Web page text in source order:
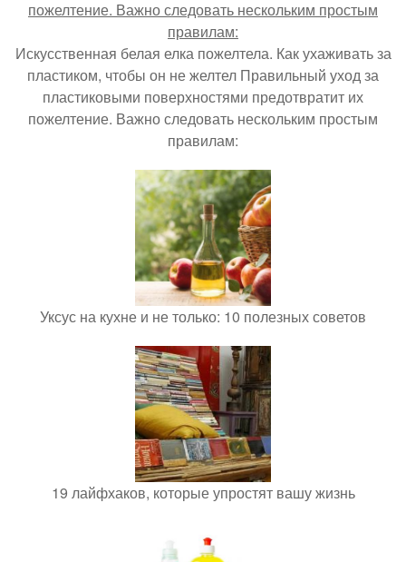
Искусственная белая елка пожелтела. Как ухаживать за
пластиком, чтобы он не желтел Правильный уход за
пластиковыми поверхностями предотвратит их
пожелтение. Важно следовать нескольким простым
правилам:
Уксус на кухне и не только: 10 полезных советов
19 лайфхаков, которые упростят вашу жизнь